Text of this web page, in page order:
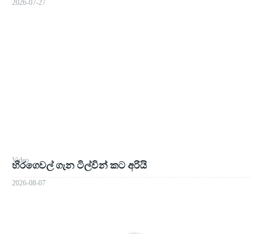
Video
හිරගෙවල් ගැන ටිල්වින් කට අරියි
2026-08-07
2026-07-27